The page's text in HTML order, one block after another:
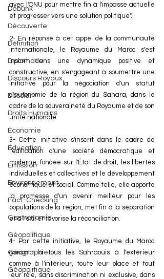
Debunk
Découverte
Définition
Diplomatie
Discours Royaux
Dossier
Droits Humains
Économie
Éducation
Émission
Environnement
Fact-Checking
Gastronomie
Géopolitique
Géographie
Géopolitique
avec l'ONU pour mettre fin à l'impasse actuelle
et progresser vers une solution politique".
2- En réponse à cet appel de la communauté
internationale, le Royaume du Maroc s'est
inscrit dans une dynamique positive et
constructive, en s'engageant à soumettre une
initiative pour la négociation d'un statut
d'autonomie de la région du Sahara, dans le
cadre de la souveraineté du Royaume et de son
unité nationale.
3- Cette initiative s'inscrit dans le cadre de
l'édification d'une société démocratique et
moderne, fondée sur l'État de droit, les libertés
individuelles et collectives et le développement
économique et social. Comme telle, elle apporte
la promesse d'un avenir meilleur pour les
populations de la région, met fin à la séparation
et à l'exil et favorise la réconciliation.
4- Par cette initiative, le Royaume du Maroc
garantit à tous les Sahraouis à l'extérieur
comme à l'intérieur, toute leur place et tout
leur rôle, sans discrimination ni exclusive, dans